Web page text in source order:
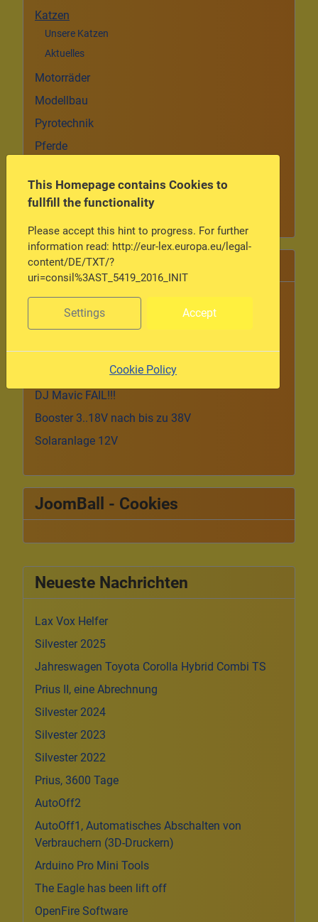
Neueste Nachrichten
Lax Vox Helfer
Silvester 2025
Jahreswagen Toyota Corolla Hybrid Combi TS
Prius II, eine Abrechnung
Silvester 2024
Silvester 2023
Silvester 2022
Prius, 3600 Tage
AutoOff2
AutoOff1, Automatisches Abschalten von
Verbrauchern (3D-Druckern)
Arduino Pro Mini Tools
The Eagle has been lift off
OpenFire Software
Katzen
Unsere Katzen
Aktuelles
Motorräder
Modellbau
Pyrotechnik
Pferde
Autorenlogin
Meist gelesen
Optotronix Pro Control reparieren Teil 1
24bit für kleines Geld
Throttlesafe - Narrensichere Gas-Sicherung
DJ Mavic FAIL!!!
Booster 3..18V nach bis zu 38V
Solaranlage 12V
JoomBall - Cookies
This Homepage contains Cookies to
fullfill the functionality
Please accept this hint to progress. For further
information read: http://eur-lex.europa.eu/legal-
content/DE/TXT/?
uri=consil%3AST_5419_2016_INIT
Settings Accept
Cookie Policy